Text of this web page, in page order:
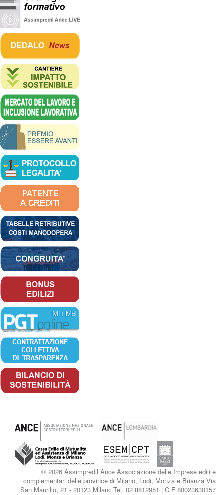
© 2026 Assimpredil Ance Associazione delle Imprese edili e
complementari delle province di Milano, Lodi, Monza e Brianza Via
San Maurilio, 21 - 20123 Milano Tel. 02.8812951 | C.F 80023630157